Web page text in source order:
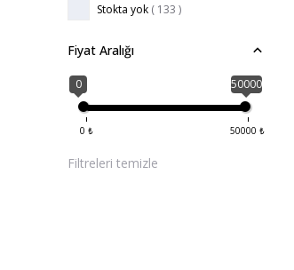
Stokta yok ( 133 )
Fiyat Aralığı
0 50000
0 ₺ 50000 ₺
Filtreleri temizle